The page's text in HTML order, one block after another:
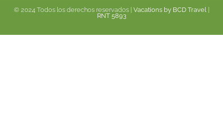
© 2024 Todos los derechos reservados | Vacations by BCD Travel|
RNT 5893